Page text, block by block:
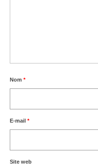
Nom *
E-mail *
Site web